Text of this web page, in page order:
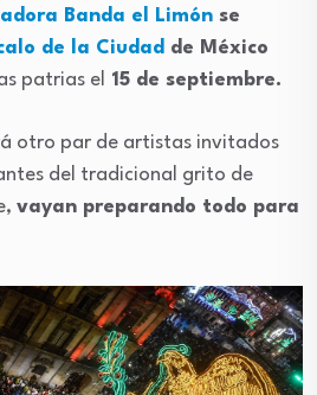
Banda el Limón se
de la Ciudad de México
patrias el 15 de septiembre.
otro par de artistas invitados
del tradicional grito de
vayan preparando todo para